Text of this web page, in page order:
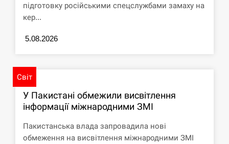
11:53
Под огнем “Эпицентр”, ROZETKA и “Новая
11:40
СЕРПЕНЬ
11:23
Россияне ударили “Бардеролями” по Харькову,
есть пострадавшие
підготовку російськими спецслужбами замаху на
кер...
5.08.2026
Світ
У Пакистані обмежили висвітлення
інформації міжнародними ЗМІ
Пакистанська влада запровадила нові
обмеження на висвітлення міжнародними ЗМІ